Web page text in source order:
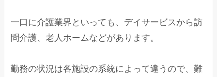
一口に介護業界といっても、デイサービスから訪
問介護、老人ホームなどがあります。
勤務の状況は各施設の系統によって違うので、難